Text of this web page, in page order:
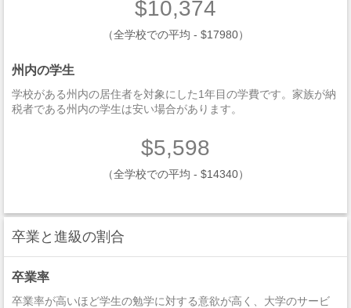
$10,374
（全学校での平均 - $17980）
州内の学生
学校がある州内の居住者を対象にした1年目の学費です。家族が納
税者である州内の学生は安い場合があります。
$5,598
（全学校での平均 - $14340）
卒業と進級の割合
卒業率
卒業率が高いほど学生の勉学に対する意欲が高く、大学のサービ